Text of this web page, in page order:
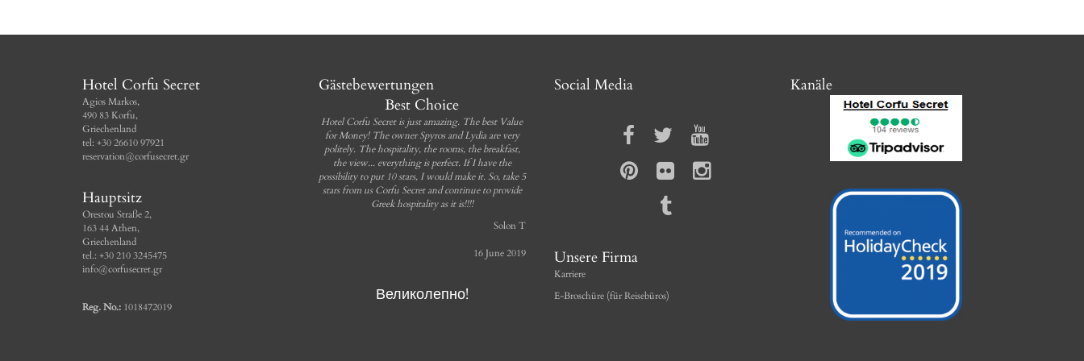
Hotel Corfu Secret
Agios Markos,
490 83 Korfu,
Griechenland
tel: +30 26610 97921
reservation@corfusecret.gr
Hauptsitz
Orestou Straße 2,
163 44 Athen,
Griechenland
tel.: +30 210 3245475
info@corfusecret.gr
Reg. No.: 1018472019
Gästebewertungen
Best Choice
Hotel Corfu Secret is just amazing. The best Value
for Money! The owner Spyros and Lydia are very
politely. The hospitality, the rooms, the breakfast,
the view... everything is perfect. If I have the
possibility to put 10 stars, I would make it. So, take 5
stars from us Corfu Secret and continue to provide
Greek hospitality as it is!!!!
Solon T
16 June 2019
Великолепно!
Social Media
Unsere Firma
Karriere
E-Broschüre (für Reisebüros)
Kanäle